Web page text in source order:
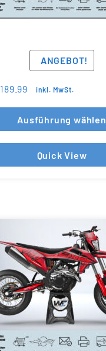
ANGEBOT!
189.99 inkl. MwSt.
Ausführung wählen
Quick View